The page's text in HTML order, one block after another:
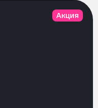
Акция